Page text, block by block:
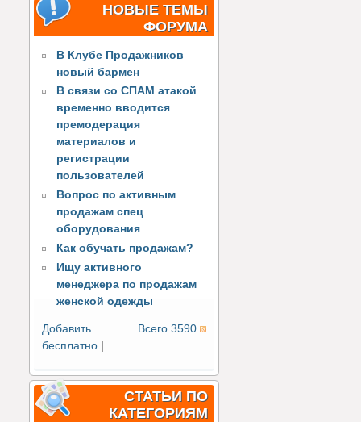
НОВЫЕ ТЕМЫ
ФОРУМА
В Клубе Продажников
новый бармен
В связи со СПАМ атакой
временно вводится
премодерация
материалов и
регистрации
пользователей
Вопрос по активным
продажам спец
оборудования
Как обучать продажам?
Ищу активного
менеджера по продажам
женской одежды
Всего 3590
Добавить
бесплатно |
СТАТЬИ ПО
КАТЕГОРИЯМ